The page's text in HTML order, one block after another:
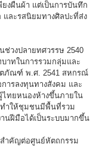
ยงผืนผ้า แต่เป็นการบันทึก
ละรสนิยมทางศิลปะที่ส่ง
วงปลายทศวรรษ 2540
าทในการรวมกลุ่มและ
ตภัณฑ์ พ.ศ. 2541 สหกรณ์
ารลงทุนทางสังคม และ
ไทยหนองห้างขึ้นภายใน
ำให้ชุมชนมีพื้นที่รวม
นฝีมือได้เป็นระบบมากขึ้น
ำคัญต่อศูนย์หัตถกรรม